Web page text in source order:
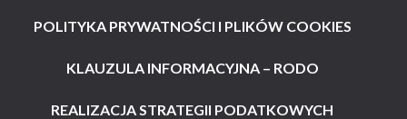
POLITYKA PRYWATNOŚCI I PLIKÓW COOKIES
KLAUZULA INFORMACYJNA – RODO
REALIZACJA STRATEGII PODATKOWYCH